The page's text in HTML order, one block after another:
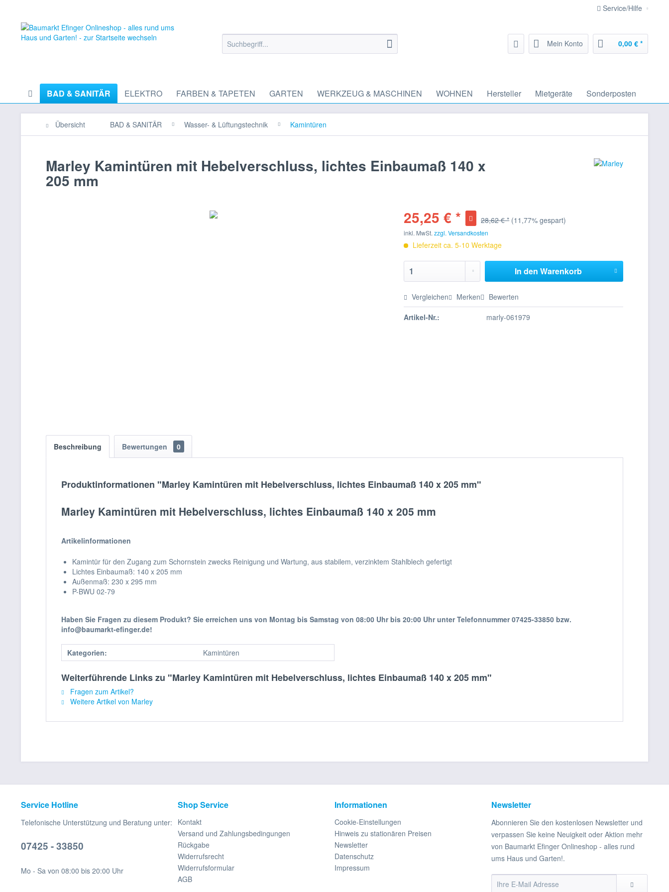
Service/Hilfe
Mein Konto 0,00 € *
BAD & SANITÄR ELEKTRO FARBEN & TAPETEN GARTEN WERKZEUG & MASCHINEN WOHNEN Hersteller Mietgeräte Sonderposten
Übersicht BAD & SANITÄR Wasser- & Lüftungstechnik Kamintüren
Marley Kamintüren mit Hebelverschluss, lichtes Einbaumaß 140 x
205 mm
25,25 € *
28,62 € * (11,77% gespart)
inkl. MwSt.zzgl. Versandkosten
Lieferzeit ca. 5-10 Werktage
In den Warenkorb
Vergleichen Merken Bewerten
Artikel-Nr.: marly-061979
Beschreibung Bewertungen 0
Produktinformationen "Marley Kamintüren mit Hebelverschluss, lichtes Einbaumaß 140 x 205 mm"
Marley Kamintüren mit Hebelverschluss, lichtes Einbaumaß 140 x 205 mm
Artikelinformationen
Kamintür für den Zugang zum Schornstein zwecks Reinigung und Wartung, aus stabilem, verzinktem Stahlblech gefertigt
Lichtes Einbaumaß: 140 x 205 mm
Außenmaß: 230 x 295 mm
P-BWU 02-79
Haben Sie Fragen zu diesem Produkt? Sie erreichen uns von Montag bis Samstag von 08:00 Uhr bis 20:00 Uhr unter Telefonnummer 07425-33850 bzw.
info@baumarkt-efinger.de!
Kategorien: Kamintüren
Weiterführende Links zu "Marley Kamintüren mit Hebelverschluss, lichtes Einbaumaß 140 x 205 mm"
Fragen zum Artikel?
Weitere Artikel von Marley
Service Hotline
Telefonische Unterstützung und Beratung unter:
07425 - 33850
Mo - Sa von 08:00 bis 20:00 Uhr
Shop Service
Kontakt
Versand und Zahlungsbedingungen
Rückgabe
Widerrufsrecht
Widerrufsformular
AGB
Informationen
Cookie-Einstellungen
Hinweis zu stationären Preisen
Newsletter
Datenschutz
Impressum
Newsletter
Abonnieren Sie den kostenlosen Newsletter und
verpassen Sie keine Neuigkeit oder Aktion mehr
von Baumarkt Efinger Onlineshop - alles rund
ums Haus und Garten!.